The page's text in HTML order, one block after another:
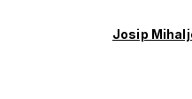
Josip